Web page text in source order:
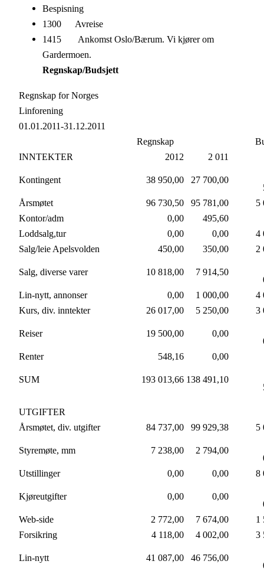
Bespisning
1300 Avreise
1415 Ankomst Oslo/Bærum. Vi kjører om
Gardermoen.
Regnskap/Budsjett
Regnskap for Norges
Linforening
01.01.2011-31.12.2011
Regnskap
INNTEKTER
2012 2 011
Kontingent 38 950,00 27 700,00
Årsmøtet
96 730,50 95 781,00
5
Kontor/adm
0,00
495,60
Loddsalg,tur
0,00 0,00
4
Salg/leie Apelsvolden
450,00 350,00 2
Salg, diverse varer 10 818,00 7 914,50
Lin-nytt, annonser
0,00 1 000,00
4
Kurs, div. inntekter
26 017,00 5 250,00 3
Reiser 19 500,00 0,00
Renter
548,16 0,00
SUM 193 013,66 138 491,10
UTGIFTER
Årsmøtet, div. utgifter
84 737,00 99 929,38 5
Styremøte, mm 7 238,00 2 794,00
Utstillinger
0,00 0,00 8
Kjøreutgifter 0,00 0,00
Web-side
2 772,00 7 674,00
1
Forsikring
4 118,00 4 002,00 3
Lin-nytt 41 087,00 46 756,00